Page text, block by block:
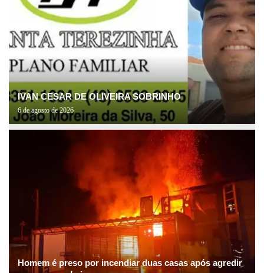
IVAN CESAR DE OLIVEIRA SOBRINHO
6 de agosto de 2026
Homem é preso por incendiar duas casas após agredir